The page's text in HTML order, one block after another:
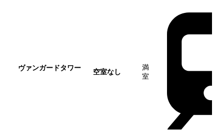
ヴァンガードタワー
空室なし
満
室